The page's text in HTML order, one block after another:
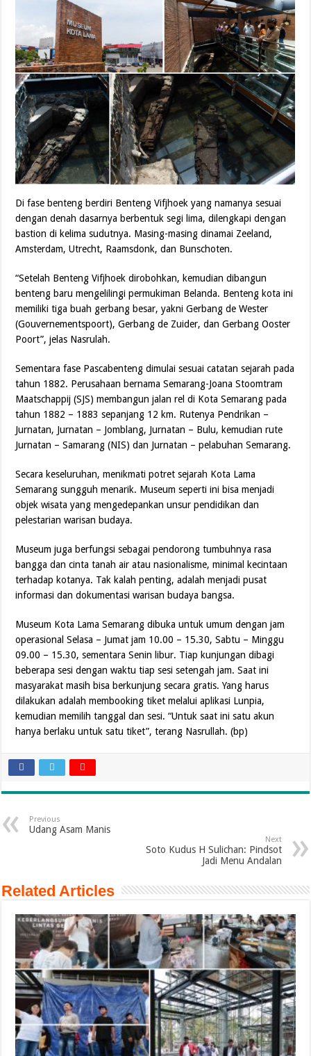
Di fase benteng berdiri Benteng Vifjhoek yang namanya sesuai
dengan denah dasarnya berbentuk segi lima, dilengkapi dengan
bastion di kelima sudutnya. Masing-masing dinamai Zeeland,
Amsterdam, Utrecht, Raamsdonk, dan Bunschoten.
“Setelah Benteng Vifjhoek dirobohkan, kemudian dibangun
benteng baru mengelilingi permukiman Belanda. Benteng kota ini
memiliki tiga buah gerbang besar, yakni Gerbang de Wester
(Gouvernementspoort), Gerbang de Zuider, dan Gerbang Ooster
Poort”, jelas Nasrulah.
Sementara fase Pascabenteng dimulai sesuai catatan sejarah pada
tahun 1882. Perusahaan bernama Semarang-Joana Stoomtram
Maatschappij (SJS) membangun jalan rel di Kota Semarang pada
tahun 1882 – 1883 sepanjang 12 km. Rutenya Pendrikan –
Jurnatan, Jurnatan – Jomblang, Jurnatan – Bulu, kemudian rute
Jurnatan – Samarang (NIS) dan Jurnatan – pelabuhan Semarang.
Secara keseluruhan, menikmati potret sejarah Kota Lama
Semarang sungguh menarik. Museum seperti ini bisa menjadi
objek wisata yang mengedepankan unsur pendidikan dan
pelestarian warisan budaya.
Museum juga berfungsi sebagai pendorong tumbuhnya rasa
bangga dan cinta tanah air atau nasionalisme, minimal kecintaan
terhadap kotanya. Tak kalah penting, adalah menjadi pusat
informasi dan dokumentasi warisan budaya bangsa.
Museum Kota Lama Semarang dibuka untuk umum dengan jam
operasional Selasa – Jumat jam 10.00 – 15.30, Sabtu – Minggu
09.00 – 15.30, sementara Senin libur. Tiap kunjungan dibagi
beberapa sesi dengan waktu tiap sesi setengah jam. Saat ini
masyarakat masih bisa berkunjung secara gratis. Yang harus
dilakukan adalah membooking tiket melalui aplikasi Lunpia,
kemudian memilih tanggal dan sesi. “Untuk saat ini satu akun
hanya berlaku untuk satu tiket”, terang Nasrullah. (bp)
Previous
Udang Asam Manis
Next
Soto Kudus H Sulichan: Pindsot
Jadi Menu Andalan
Related Articles